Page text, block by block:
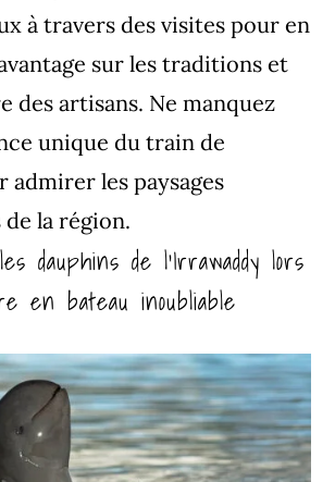
à travers des visites pour en
sur les traditions et
des artisans. Ne manquez
unique du train de
admirer les paysages
la région.
dauphins de l’Irrawaddy lors
en bateau inoubliable